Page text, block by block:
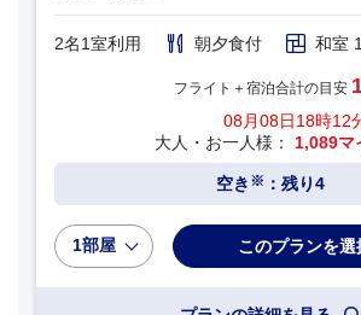
2名1室利用 朝夕食付 和室
フライト＋宿泊合計の目安
08月08日18時12
大人・お一人様： 1,089マ
空き ※ ：残り4
1部屋